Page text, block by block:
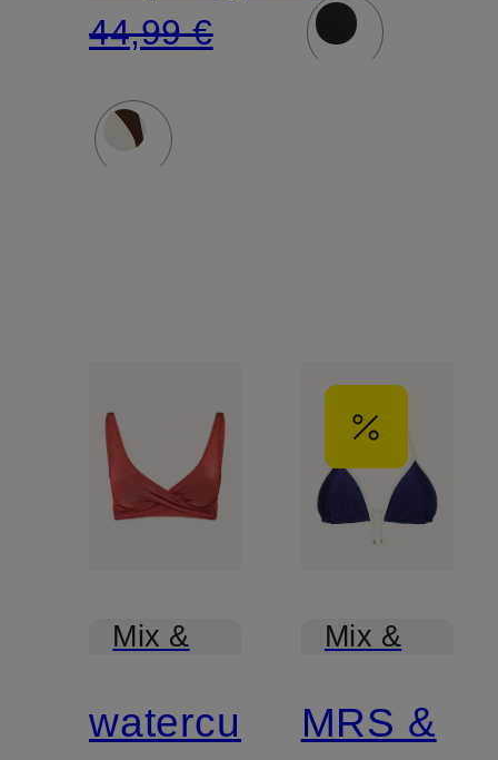
44,99 €
Mix &
watercult
Mix &
MRS &